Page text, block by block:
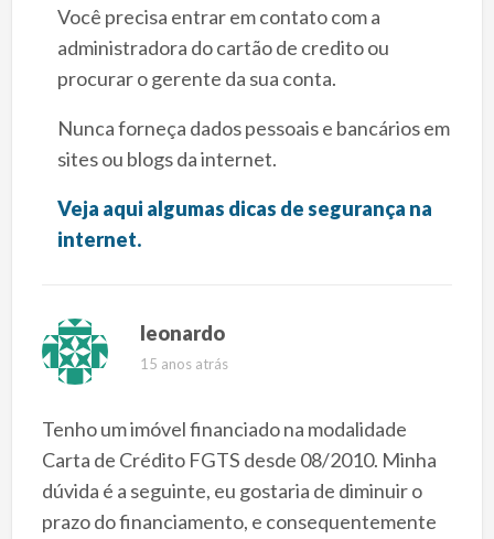
Você precisa entrar em contato com a
administradora do cartão de credito ou
procurar o gerente da sua conta.
Nunca forneça dados pessoais e bancários em
sites ou blogs da internet.
Veja aqui algumas dicas de segurança na
internet.
leonardo
15 anos atrás
Tenho um imóvel financiado na modalidade
Carta de Crédito FGTS desde 08/2010. Minha
dúvida é a seguinte, eu gostaria de diminuir o
prazo do financiamento, e consequentemente